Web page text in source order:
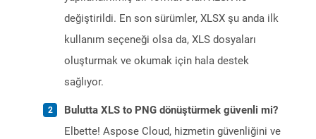
değiştirildi. En son sürümler, XLSX şu anda ilk
kullanım seçeneği olsa da, XLS dosyaları
oluşturmak ve okumak için hala destek
sağlıyor.
Bulutta XLS to PNG dönüştürmek güvenli mi?
Elbette! Aspose Cloud, hizmetin güvenliğini ve